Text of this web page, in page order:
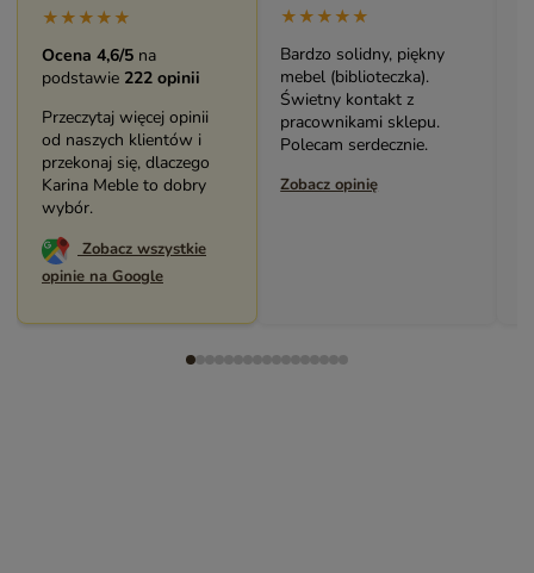
★★★★★
Ocena 4,6/5 na
podstawie 222 opinii
Przeczytaj więcej opinii
od naszych klientów i
przekonaj się, dlaczego
Karina Meble to dobry
wybór.
Zobacz wszystkie
opinie na Google
★★★★★
Duży i piękny asortyment
sklepu. Miła i pomocna
bardzo mnie cieszy.
Dziękuję. Polecam.
Zobacz opinię
★★★★★
Bardzo solidny, piękny
mebel (biblioteczka).
Świetny kontakt z
pracownikami sklepu.
Polecam serdecznie.
Zobacz opinię